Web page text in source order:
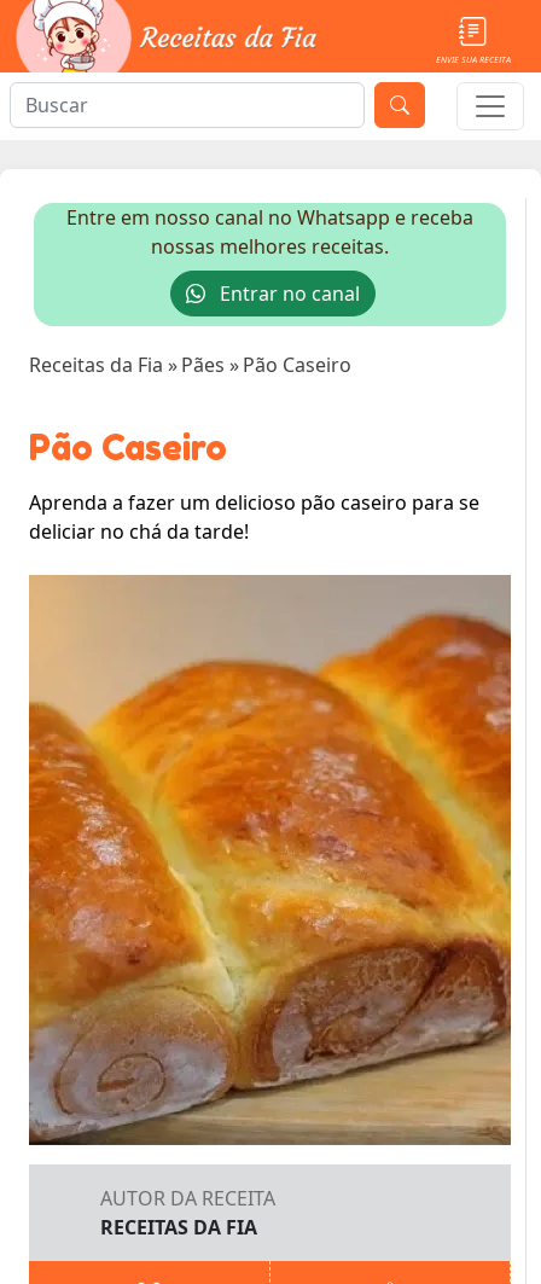
ENVIE SUA RECEITA
Entre em nosso canal no Whatsapp e receba
nossas melhores receitas.
Entrar no canal
Receitas da Fia »Pães »Pão Caseiro
Pão Caseiro
Aprenda a fazer um delicioso pão caseiro para se
deliciar no chá da tarde!
AUTOR DA RECEITA
RECEITAS DA FIA